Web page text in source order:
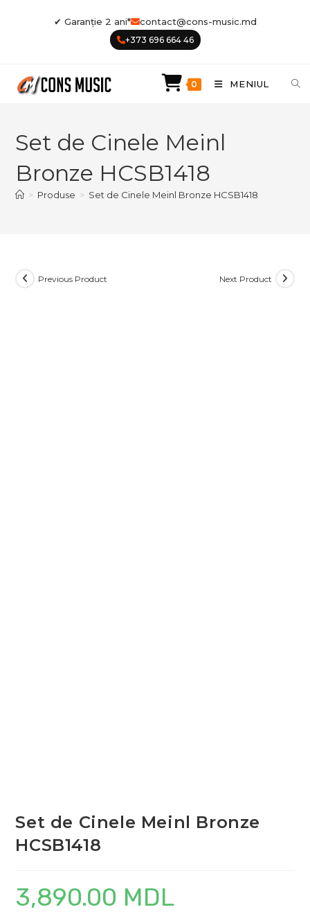
✔ Garanție 2 ani* contact@cons-music.md
+373 696 664 46
0 MENIUL
Set de Cinele Meinl
Bronze HCSB1418
> Produse > Set de Cinele Meinl Bronze HCSB1418
Previous Product Next Product
Set de Cinele Meinl Bronze
HCSB1418
3,890.00 MDL